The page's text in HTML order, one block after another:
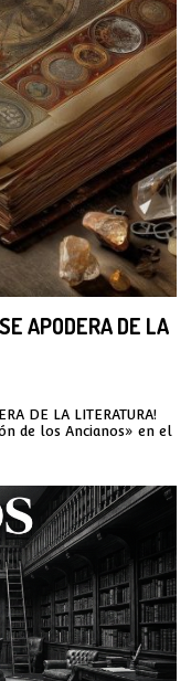
APODERA DE LA
DE LA LITERATURA!
de los Ancianos» en el